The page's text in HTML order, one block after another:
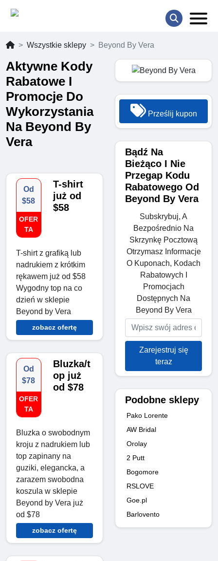
Wszystkie sklepy Beyond By Vera
Aktywne Kody
Rabatowe I
Promocje Do
Wykorzystania
Na Beyond By
Vera
Od
$58
OFER
TA
T-shirt
już od
$58
T-shirt z grafiką lub
nadrukiem z krótkim
rękawem już od $58
Wygodny top na co
dzień w sklepie
Beyond by Vera
zobacz ofertę
Od
$78
OFER
TA
Bluzka/t
op już
od $78
Bluzka o swobodnym
kroju z nadrukiem lub
top zapinany na
guziki, elegancka, a
zarazem swobodna
koszula w sklepie
Beyond by Vera już
od $78
zobacz ofertę
Prześlij kupon
Bądź Na
Bieżąco I Nie
Przegap Kodu
Rabatowego Od
Beyond By Vera
Subskrybuj, A
Bezpośrednio Na
Skrzynkę Pocztową
Otrzymasz Informacje
O Kuponach, Kodach
Rabatowych I
Promocjach
Dostępnych Na
Beyond By Vera
Zarejestruj się
teraz
Podobne sklepy
Pako Lorente
AW Bridal
Orolay
2 Putt
Bogomore
RSLOVE
Goe.pl
Barlovento